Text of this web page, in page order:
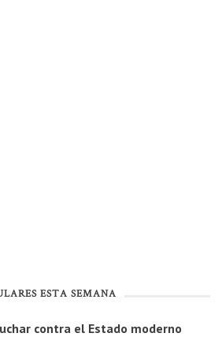
ESTA SEMANA
contra el Estado moderno